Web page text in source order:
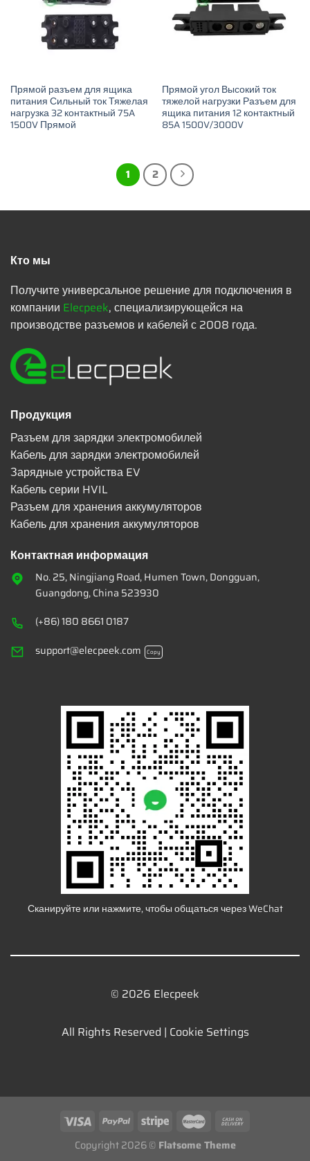
Прямой разъем для ящика
питания Сильный ток Тяжелая
нагрузка 32 контактный 75A
1500V Прямой
Прямой угол Высокий ток
тяжелой нагрузки Разъем для
ящика питания 12 контактный
85A 1500V/3000V
1 2
Кто мы
Получите универсальное решение для подключения в
компании Elecpeek, специализирующейся на
производстве разъемов и кабелей с 2008 года.
Продукция
Разъем для зарядки электромобилей
Кабель для зарядки электромобилей
Зарядные устройства EV
Кабель серии HVIL
Разъем для хранения аккумуляторов
Кабель для хранения аккумуляторов
Контактная информация
No. 25, Ningjiang Road, Humen Town, Dongguan,
Guangdong, China 523930
(+86) 180 8661 0187
support@elecpeek.com
Copy
Сканируйте или нажмите, чтобы общаться через WeChat
© 2026 Elecpeek
All Rights Reserved | Cookie Settings
Copyright 2026 © Flatsome Theme